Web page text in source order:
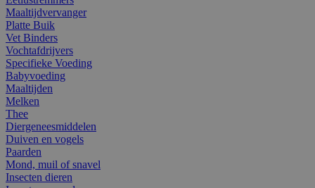
Maaltijdvervanger
Platte Buik
Vet Binders
Vochtafdrijvers
Specifieke Voeding
Babyvoeding
Maaltijden
Melken
Thee
Diergeneesmiddelen
Duiven en vogels
Paarden
Mond, muil of snavel
Insecten dieren